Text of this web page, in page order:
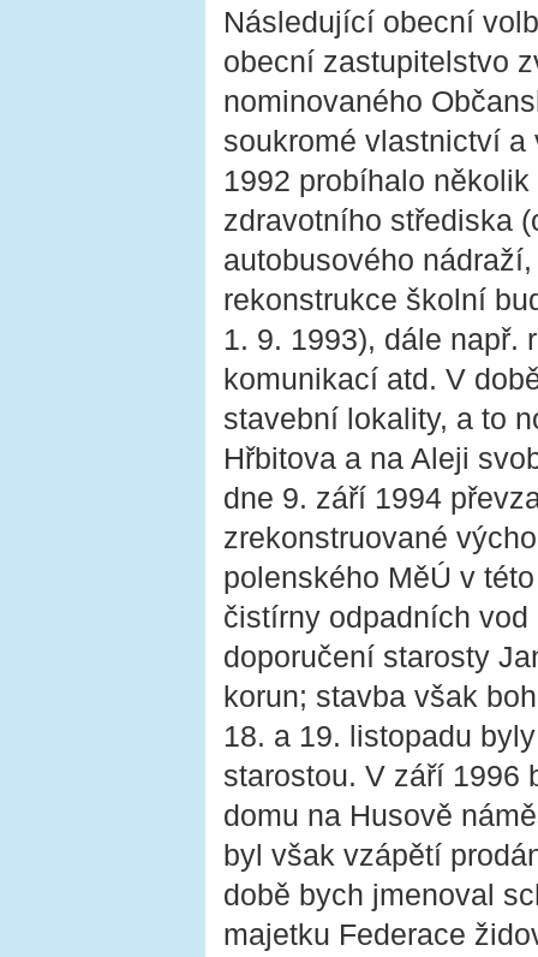
Následující obecní
obecní zastupitelstvo
nominovaného
soukromé vlastnictví
1992 probíhalo
zdravotního střediska
autobusového
rekonstrukce školní
1. 9. 1993), dále např.
komunikací atd. V
stavební lokality, a to
Hřbitova a na Aleji
dne 9. září 1994
zrekonstruované
polenského MěÚ v
čistírny odpadních
doporučení starosty
korun; stavba však
18. a 19. listopadu
starostou. V září 1996
domu na Husově
byl však vzápětí
době bych jmenoval
majetku Federace